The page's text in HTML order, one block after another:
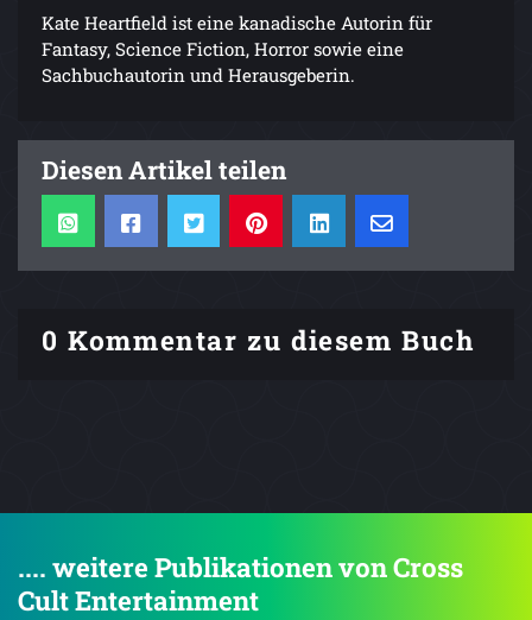
Kate Heartfield ist eine kanadische Autorin für
Fantasy, Science Fiction, Horror sowie eine
Sachbuchautorin und Herausgeberin.
Diesen Artikel teilen
0 Kommentar zu diesem Buch
.... weitere Publikationen von Cross
Cult Entertainment